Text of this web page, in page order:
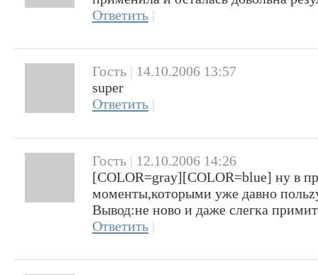
Ответить |
Гость | 14.10.2006 13:57
super
Ответить |
Гость | 12.10.2006 14:26
[COLOR=gray][COLOR=blue] ну в
моменты,которыми уже давно
Вывод:не ново и даже слегка
Ответить |